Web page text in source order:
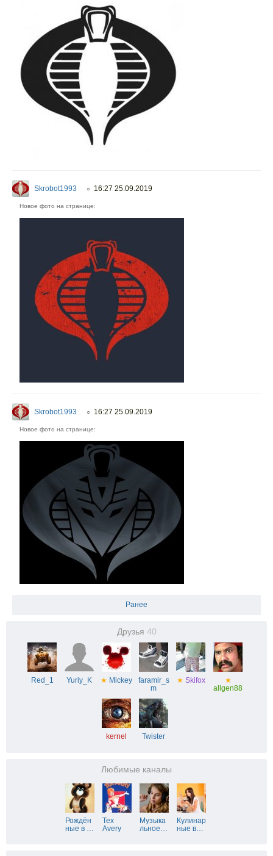
Skrobot1993 ○ 16:27 25.09.2019
Новое фото на странице:
Skrobot1993 ○ 16:27 25.09.2019
Новое фото на странице:
Ранее
Друзья 40
Red_1 Yuriy_K ★ Mickey
faramir_s
m
★ Skifox
★
allgen88
kernel Twister
Любимые каналы
Рождён
ные в …
Tex
Avery
Музыка
льное…
Кулинар
ные в…